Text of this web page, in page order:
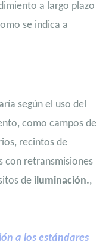
a largo plazo
se indica a
según el uso del
como campos de
recintos de
con retransmisiones
de iluminación.,
a los estándares